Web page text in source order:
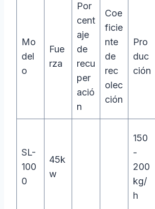
Mo
del
o
Fue
rza
Por
cent
aje
de
recu
per
ació
n
Coe
ficie
nte
de
rec
olec
ción
Pro
duc
ción
SL-
100
0
45k
w
150
-
200
kg/
h